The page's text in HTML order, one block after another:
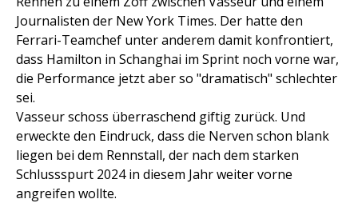
Journalisten der New York Times. Der hatte den
Ferrari-Teamchef unter anderem damit konfrontiert,
dass Hamilton in Schanghai im Sprint noch vorne war,
die Performance jetzt aber so "dramatisch" schlechter
sei.
Vasseur schoss überraschend giftig zurück. Und
erweckte den Eindruck, dass die Nerven schon blank
liegen bei dem Rennstall, der nach dem starken
Schlussspurt 2024 in diesem Jahr weiter vorne
angreifen wollte.